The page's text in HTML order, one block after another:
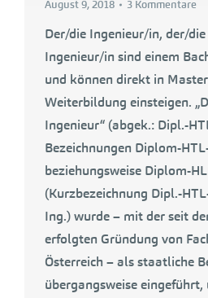
August 9, 2018
3 Kommentare
Der/die Ingenieur/in, der/
Ingenieur/in sind einem
und können direkt in
Weiterbildung einsteigen.
Ingenieur“ (abgek.: Dipl.-
Bezeichnungen Diplom-
beziehungsweise Diplom-
(Kurzbezeichnung Dipl.-
Ing.) wurde – mit der seit
erfolgten Gründung von
Österreich – als staatliche
übergangsweise eingeführt,